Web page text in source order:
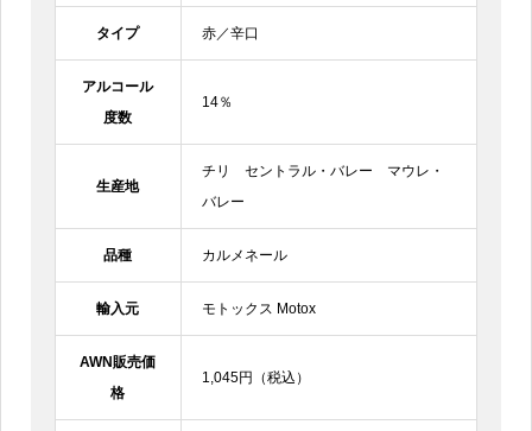
タイプ 赤／辛口
アルコール
度数
14％
生産地
チリ セントラル・バレー マウレ・
バレー
品種 カルメネール
輸入元 モトックス Motox
AWN販売価
格
1,045円（税込）